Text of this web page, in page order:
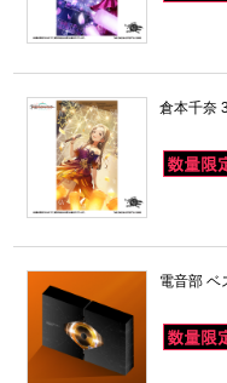
倉本千奈
電音部 ベ